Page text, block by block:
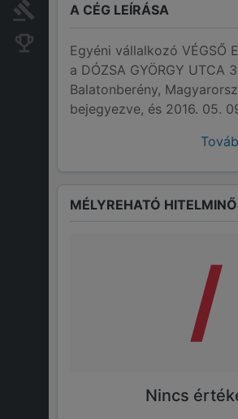
Bírósági eljárások
Konkurens cégek
A CÉG LEÍRÁSA
Egyéni vállalkozó VÉGSŐ
a DÓZSA GYÖRGY UTCA
Balatonberény,
bejegyezve, és 2016. 05.
MÉLYREHATÓ
/
Nincs